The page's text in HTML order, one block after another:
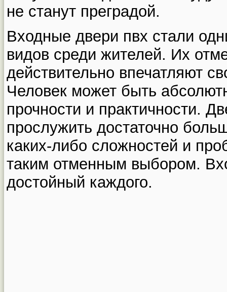
не станут преградой.
Входные двери пвх стали
видов среди жителей. Их
действительно впечатляют
Человек может быть
прочности и практичности.
прослужить достаточно
каких-либо сложностей и
таким отменным выбором.
достойный каждого.